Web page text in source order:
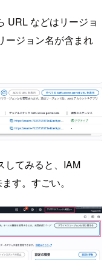
URL などはリージョ
ージョン名が含まれ
してみると、IAM
す。すごい。